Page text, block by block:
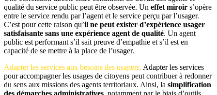
qualité du service public peut être observée. Un effet miroir s’opère
entre le service rendu par l’agent et le service perçu par l’usager.
C’est pour cette raison qu’il ne peut exister d’expérience usager
satisfaisante sans une expérience agent de qualité. Un agent
public est performant s’il sait preuve d’empathie et s’il est en
capacité de se mettre à la place de l’usager.
Adapter les services aux besoins des usagers. Adapter les services
pour accompagner les usages de citoyens peut contribuer à redonner
du sens aux missions des agents territoriaux. Ainsi, la simplification
des démarches administratives , notamment par le biais d’outils